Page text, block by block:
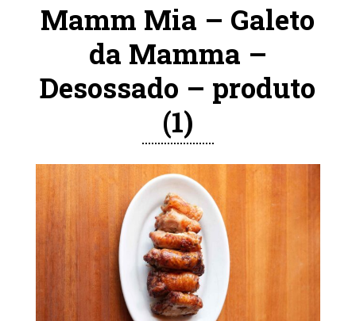
Mamm Mia – Galeto
da Mamma –
Desossado – produto
(1)
close